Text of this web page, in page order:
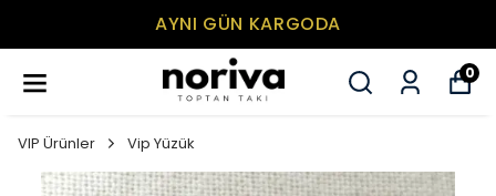
AYNI GÜN KARGODA
0
VIP Ürünler Vip Yüzük